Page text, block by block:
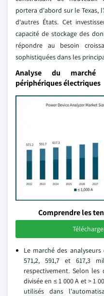
portera d'abord sur le Texas,
d'autres États. Cet
capacité de stockage des
répondre au besoin
sophistiquées dans les
Analyse du marché
périphériques électriques
Comprendre les
Le marché des
571,2, 591,7 et 617,3
respectivement. Selon
divisée en ≤ 1 000 A et > 1
utilisés dans